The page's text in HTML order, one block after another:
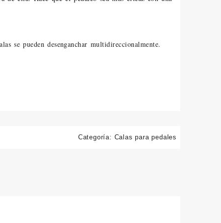
se pueden desenganchar multidireccionalmente.
Categoría: Calas para pedales